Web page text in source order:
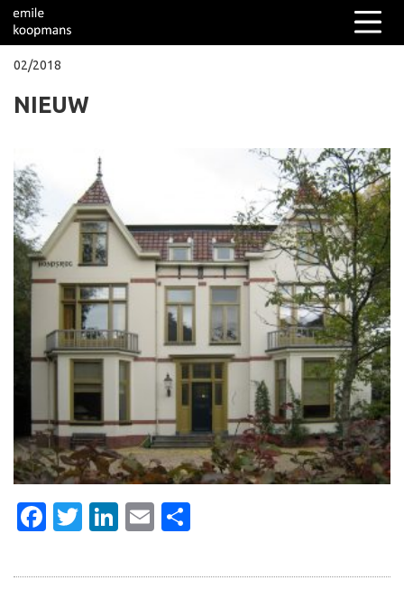
02/2018
NIEUW
Facebook
Twitter
LinkedIn
Email